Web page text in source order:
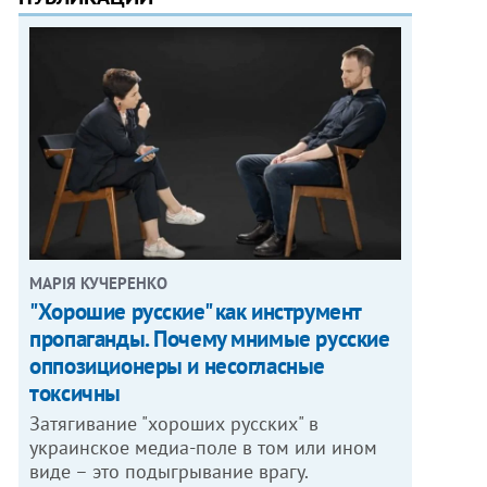
МАРІЯ КУЧЕРЕНКО
"Хорошие русские" как инструмент
пропаганды. Почему мнимые русские
оппозиционеры и несогласные
токсичны
Затягивание "хороших русских" в
украинское медиа-поле в том или ином
виде – это подыгрывание врагу.